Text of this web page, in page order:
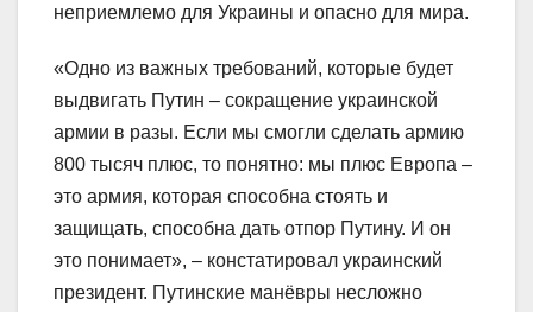
неприемлемо для Украины и опасно для мира.
«Одно из важных требований, которые будет
выдвигать Путин – сокращение украинской
армии в разы. Если мы смогли сделать армию
800 тысяч плюс, то понятно: мы плюс Европа –
это армия, которая способна стоять и
защищать, способна дать отпор Путину. И он
это понимает», – констатировал украинский
президент. Путинские манёвры несложно